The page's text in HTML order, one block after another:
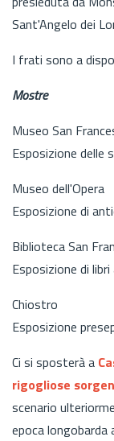
Sant'Angelo dei
I frati sono a
Mostre
Museo San
Esposizione delle
Museo dell'Opera
Esposizione di
Biblioteca San
Esposizione di
Chiostro
Esposizione
Ci si sposterà a
rigogliose
scenario
epoca